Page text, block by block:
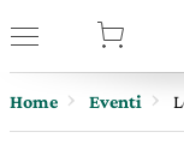
Home Eventi